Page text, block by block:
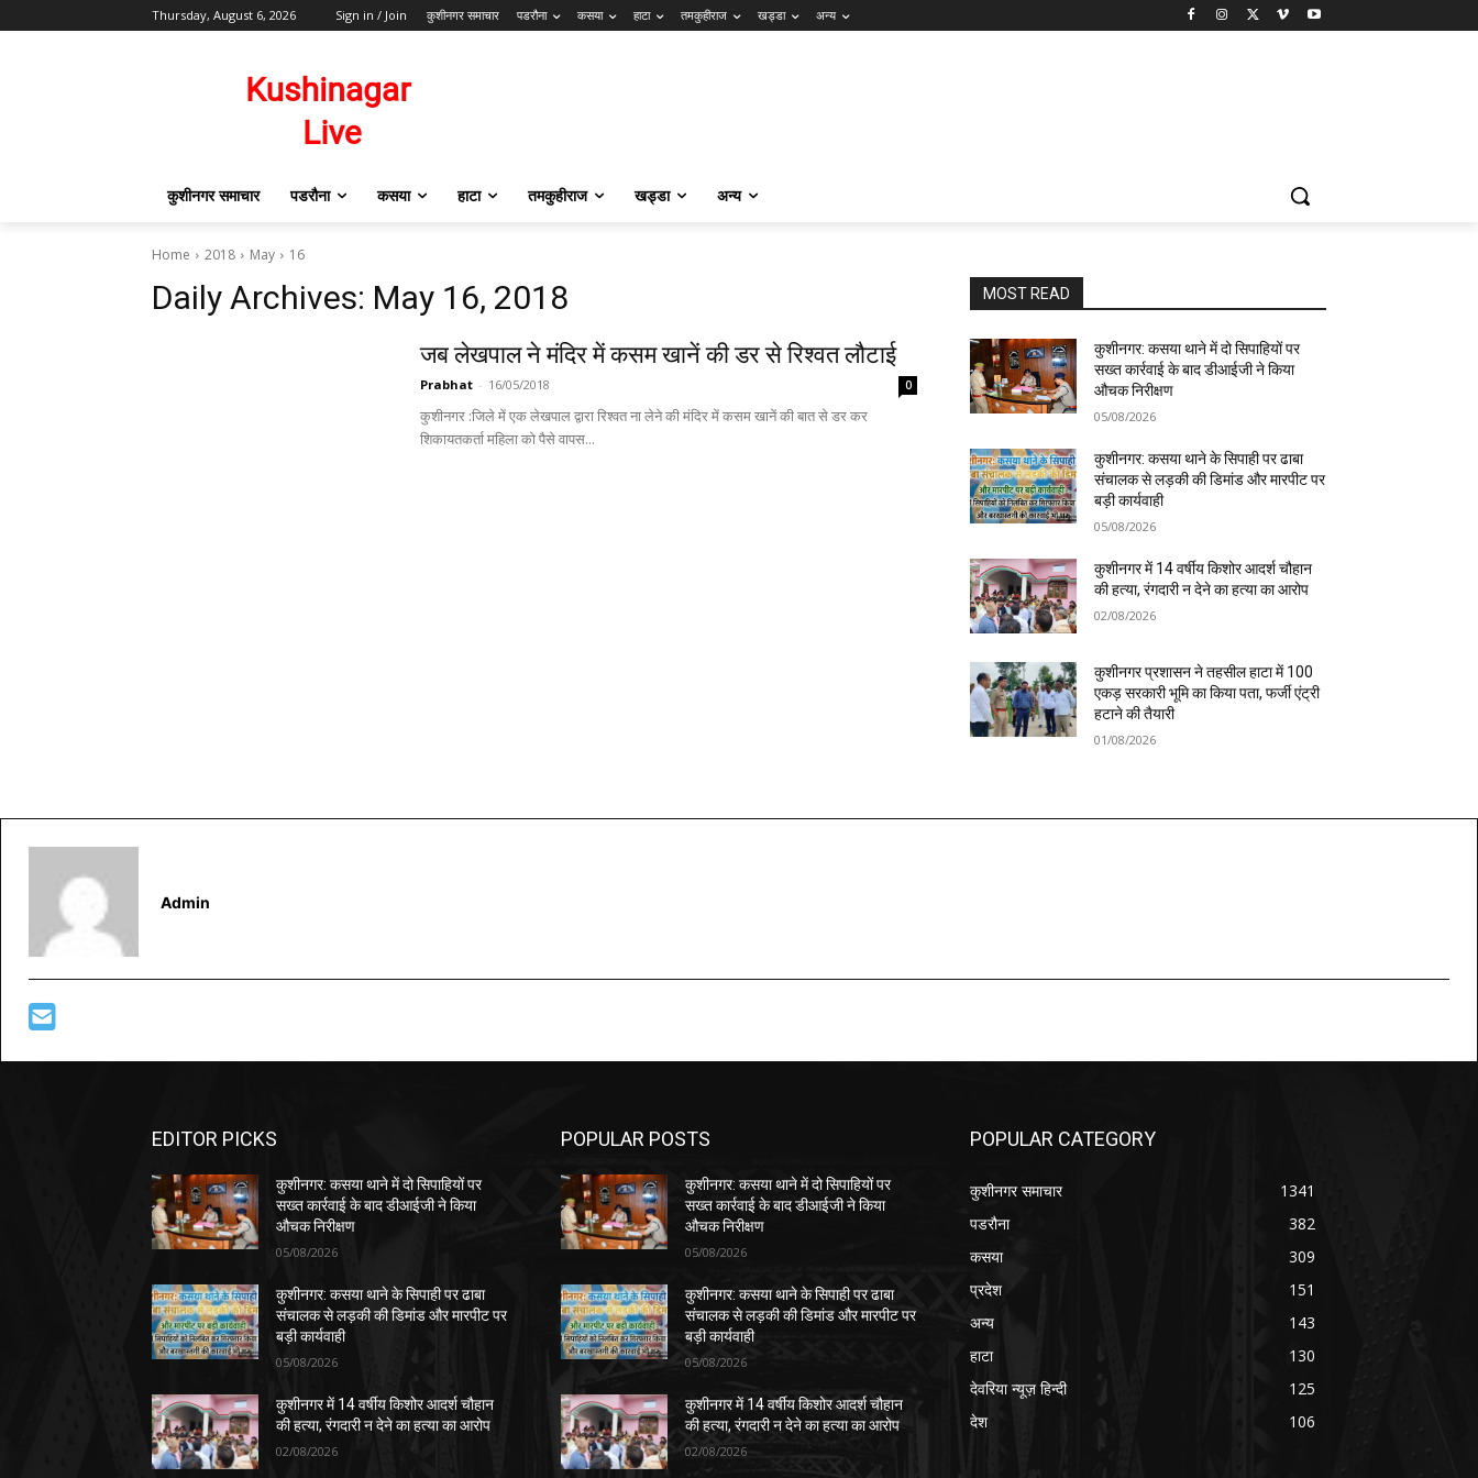
Thursday, August 6, 2026 Sign in / Join कुशीनगर समाचार पडरौना कसया हाटा तमकुहीराज खड्डा अन्य
कुशीनगर समाचार पडरौना कसया हाटा तमकुहीराज खड्डा अन्य
Home 2018 May 16
Daily Archives: May 16, 2018
जब लेखपाल ने मंदिर में कसम खानें की डर से रिश्वत लौटाई
Prabhat - 16/05/2018 0
कुशीनगर :जिले में एक लेखपाल द्वारा रिश्वत ना लेने की मंदिर में कसम खानें की बात से डर कर
शिकायतकर्ता महिला को पैसे वापस...
MOST READ
कुशीनगर: कसया थाने में दो सिपाहियों पर
सख्त कार्रवाई के बाद डीआईजी ने किया
औचक निरीक्षण
05/08/2026
कुशीनगर: कसया थाने के सिपाही पर ढाबा
संचालक से लड़की की डिमांड और मारपीट पर
बड़ी कार्यवाही
05/08/2026
कुशीनगर में 14 वर्षीय किशोर आदर्श चौहान
की हत्या, रंगदारी न देने का हत्या का आरोप
02/08/2026
कुशीनगर प्रशासन ने तहसील हाटा में 100
एकड़ सरकारी भूमि का किया पता, फर्जी एंट्री
हटाने की तैयारी
01/08/2026
Admin
EDITOR PICKS
कुशीनगर: कसया थाने में दो सिपाहियों पर
सख्त कार्रवाई के बाद डीआईजी ने किया
औचक निरीक्षण
05/08/2026
कुशीनगर: कसया थाने के सिपाही पर ढाबा
संचालक से लड़की की डिमांड और मारपीट पर
बड़ी कार्यवाही
05/08/2026
कुशीनगर में 14 वर्षीय किशोर आदर्श चौहान
की हत्या, रंगदारी न देने का हत्या का आरोप
02/08/2026
POPULAR POSTS
कुशीनगर: कसया थाने में दो सिपाहियों पर
सख्त कार्रवाई के बाद डीआईजी ने किया
औचक निरीक्षण
05/08/2026
कुशीनगर: कसया थाने के सिपाही पर ढाबा
संचालक से लड़की की डिमांड और मारपीट पर
बड़ी कार्यवाही
05/08/2026
कुशीनगर में 14 वर्षीय किशोर आदर्श चौहान
की हत्या, रंगदारी न देने का हत्या का आरोप
02/08/2026
POPULAR CATEGORY
कुशीनगर समाचार
1341
पडरौना
382
कसया
309
प्रदेश
151
अन्य
143
हाटा
130
देवरिया न्यूज़ हिन्दी
125
देश
106